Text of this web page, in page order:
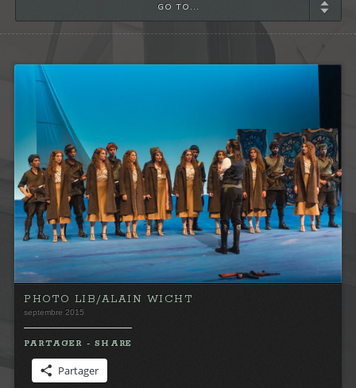
GO TO...
PHOTO LIB/ALAIN WICHT
septembre 2015
PARTAGER - SHARE
Partager